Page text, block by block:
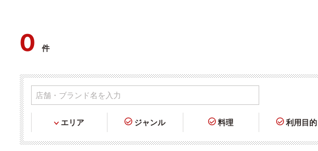
0件
エリア ジャンル 料理 利用目的